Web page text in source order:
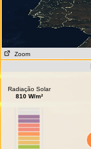
Zoom
Radiação Solar
810 W/m²